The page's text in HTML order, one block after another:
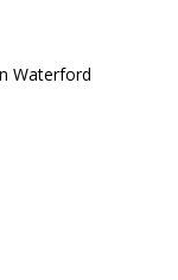
Waterford